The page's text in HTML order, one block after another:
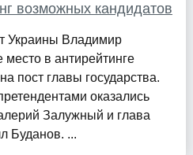
возможных кандидатов
Украины Владимир
в антирейтинге
пост главы государства.
оказались
Залужный и глава
Буданов. ...